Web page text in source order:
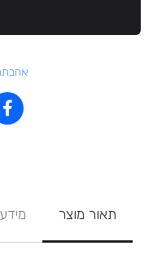
תאור מוצר